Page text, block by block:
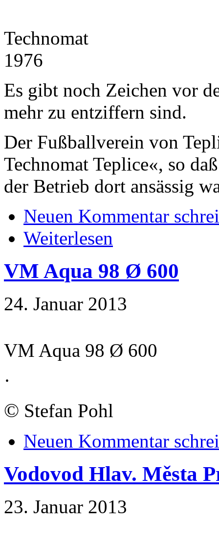
Technomat
1976
Es gibt noch Zeichen vor
mehr zu entziffern sind.
Der Fußballverein von
Technomat Teplice«, so
der Betrieb dort ansässig
Neuen Kommentar
Weiterlesen
VM Aqua 98 Ø 600
24. Januar 2013
VM Aqua 98 Ø 600
·
© Stefan Pohl
Neuen Kommentar
Vodovod Hlav. Města
23. Januar 2013